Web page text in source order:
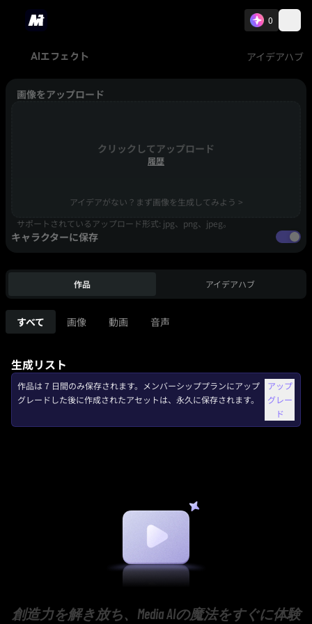
0
AIエフェクト アイデアハブ
画像をアップロード
クリックしてアップロード
履歴
アイデアがない？まず画像を生成してみよう >
サポートされているアップロード形式: jpg、png、jpeg。
キャラクターに保存
作品 アイデアハブ
すべて 画像 動画 音声
生成リスト
作品は 7 日間のみ保存されます。メンバーシッププランにアップ
グレードした後に作成されたアセットは、永久に保存されます。
アップ
グレー
ド
創造力を解き放ち、Media AIの魔法をすぐに体験